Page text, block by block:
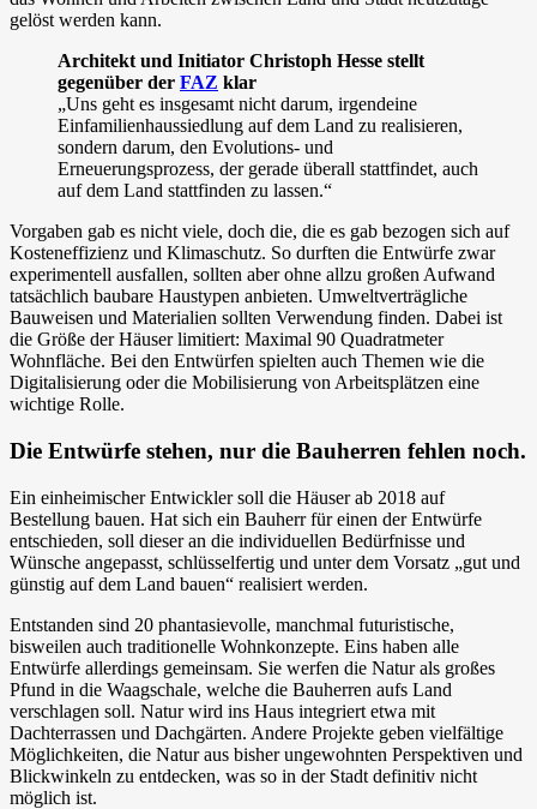
gelöst werden kann.
Architekt und Initiator Christoph Hesse stellt
gegenüber der FAZ klar
„Uns geht es insgesamt nicht darum, irgendeine
Einfamilienhaussiedlung auf dem Land zu realisieren,
sondern darum, den Evolutions- und
Erneuerungsprozess, der gerade überall stattfindet, auch
auf dem Land stattfinden zu lassen.“
Vorgaben gab es nicht viele, doch die, die es gab bezogen sich auf
Kosteneffizienz und Klimaschutz. So durften die Entwürfe zwar
experimentell ausfallen, sollten aber ohne allzu großen Aufwand
tatsächlich baubare Haustypen anbieten. Umweltverträgliche
Bauweisen und Materialien sollten Verwendung finden. Dabei ist
die Größe der Häuser limitiert: Maximal 90 Quadratmeter
Wohnfläche. Bei den Entwürfen spielten auch Themen wie die
Digitalisierung oder die Mobilisierung von Arbeitsplätzen eine
wichtige Rolle.
Die Entwürfe stehen, nur die Bauherren fehlen noch.
Ein einheimischer Entwickler soll die Häuser ab 2018 auf
Bestellung bauen. Hat sich ein Bauherr für einen der Entwürfe
entschieden, soll dieser an die individuellen Bedürfnisse und
Wünsche angepasst, schlüsselfertig und unter dem Vorsatz „gut und
günstig auf dem Land bauen“ realisiert werden.
Entstanden sind 20 phantasievolle, manchmal futuristische,
bisweilen auch traditionelle Wohnkonzepte. Eins haben alle
Entwürfe allerdings gemeinsam. Sie werfen die Natur als großes
Pfund in die Waagschale, welche die Bauherren aufs Land
verschlagen soll. Natur wird ins Haus integriert etwa mit
Dachterrassen und Dachgärten. Andere Projekte geben vielfältige
Möglichkeiten, die Natur aus bisher ungewohnten Perspektiven und
Blickwinkeln zu entdecken, was so in der Stadt definitiv nicht
möglich ist.